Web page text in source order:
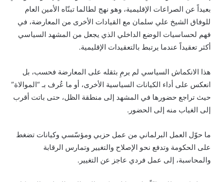
بعيداً عن الصراعات الإقليمية، وهو نهج لطالما تبنّاه الأمين العام
للوفاق الشيخ علي سلمان مع القيادات الأخرى من المعارضة، في
فهم لحساسيات الوضع الداخلي الذي يجعل من المشهد السياسي
أكثر تعقيداً عندما يرتبط بالتعقيدات الإقليمية.
هذا الانكماش السياسي لم يرمِ بثقله على المعارضة فحسب، بل
انعكس على أداء الكيانات السياسية الأخرى، أو ما عُرف بـ “الموالاة”
حيث تراجع حضورها في المشهد إلى منطقة الظل، حتى باتت أقرب
إلى الغياب منه إلى الحضور.
ما حوّل العمل البرلماني من عمل حزبي ومؤسّسي وكيانات تضغط
على الحكومة وتدفع نحو الإصلاح والتغيير وتمارس الرقابة
والمحاسبة، إلى عمل فردي عاجز عن التغيير.